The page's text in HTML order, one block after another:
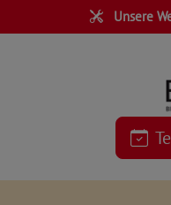
Unsere